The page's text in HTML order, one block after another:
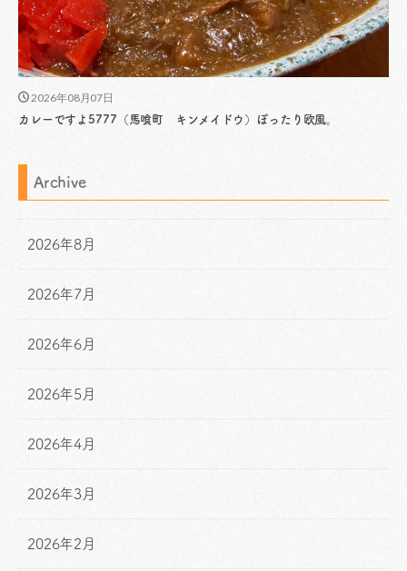
2026年08月07日
カレーですよ5777（馬喰町 キンメイドウ）ぽったり欧風。
Archive
2026年8月
2026年7月
2026年6月
2026年5月
2026年4月
2026年3月
2026年2月